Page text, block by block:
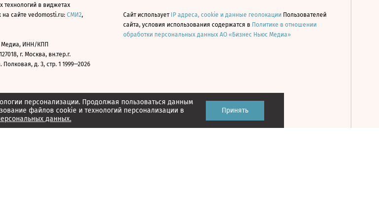
персонализации. Продолжая пользоваться данным
файлов cookie и технологий персонализации в
данных.
Принять
технологий в виджетах
сайте vedomosti.ru: СМИ2,
Медиа, ИНН/КПП
г. Москва, вн.тер.г.
д. 3, стр. 1 1999—2026
Сайт использует IP адреса, cookie и данные геолокации Пользователей
сайта, условия использования содержатся в Политике в отношении
обработки персональных данных АО «Бизнес Ньюс Медиа»